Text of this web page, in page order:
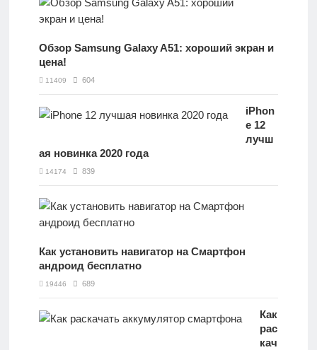
Обзор Samsung Galaxy A51: хороший экран и
цена!
11409 604
iPhon
e 12
лучш
ая новинка 2020 года
14174 839
Как установить навигатор на Смартфон
андроид бесплатно
19446 689
Как
рас
кач